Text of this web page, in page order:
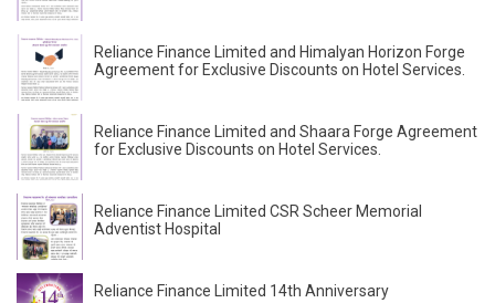
Reliance Finance Limited and Himalyan Horizon Forge
Agreement for Exclusive Discounts on Hotel Services.
Reliance Finance Limited and Shaara Forge Agreement
for Exclusive Discounts on Hotel Services.
Reliance Finance Limited CSR Scheer Memorial
Adventist Hospital
Reliance Finance Limited 14th Anniversary